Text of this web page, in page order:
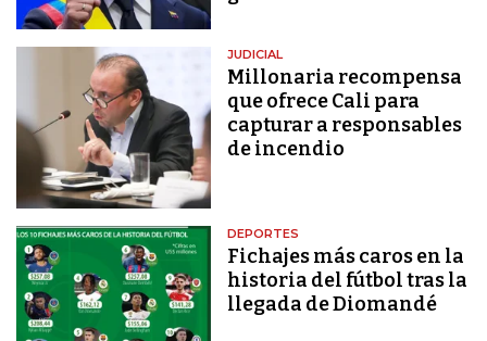
JUDICIAL
Millonaria recompensa
que ofrece Cali para
capturar a responsables
de incendio
DEPORTES
Fichajes más caros en la
historia del fútbol tras la
llegada de Diomandé